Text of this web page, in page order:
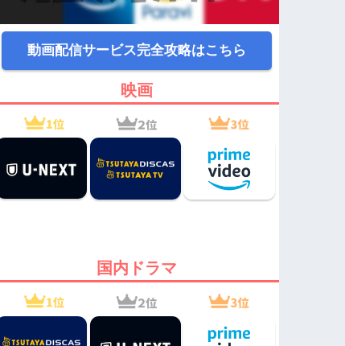
動画配信サービス完全攻略はこちら
映画
国内ドラマ